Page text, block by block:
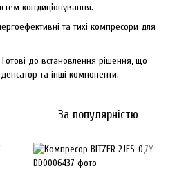
кондиціонування.
та тихі компресори для
Готові до встановлення рішення, що
та інші компоненти.
За популярністю